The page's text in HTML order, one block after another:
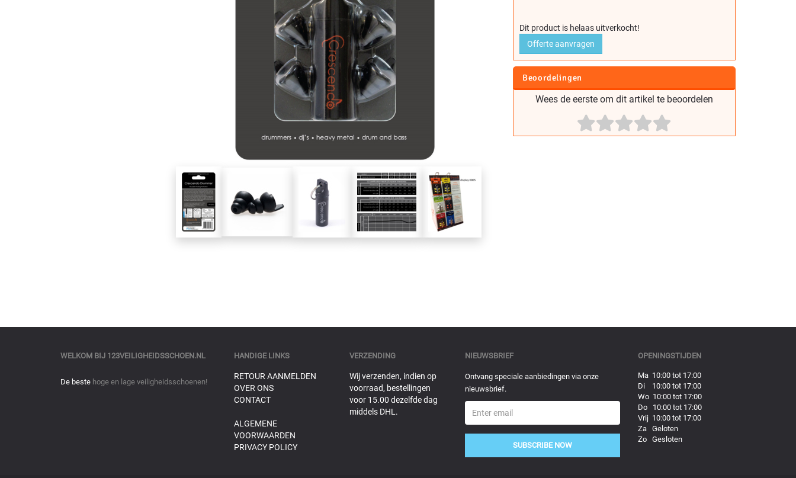
Dit product is helaas uitverkocht!
Offerte aanvragen
Beoordelingen
Wees de eerste om dit artikel te beoordelen
WELKOM BIJ 123VEILIGHEIDSSCHOEN.NL
De beste hoge en lage veiligheidsschoenen!
HANDIGE LINKS
RETOUR AANMELDEN
OVER ONS
CONTACT
ALGEMENE
VOORWAARDEN
PRIVACY POLICY
VERZENDING
Wij verzenden, indien op
voorraad, bestellingen
voor 15.00 dezelfde dag
middels DHL.
NIEUWSBRIEF
Ontvang speciale aanbiedingen via onze
nieuwsbrief.
SUBSCRIBE NOW
OPENINGSTIJDEN
Ma 10:00 tot 17:00
Di 10:00 tot 17:00
Wo 10:00 tot 17:00
Do 10:00 tot 17:00
Vrij 10:00 tot 17:00
Za Geloten
Zo Gesloten